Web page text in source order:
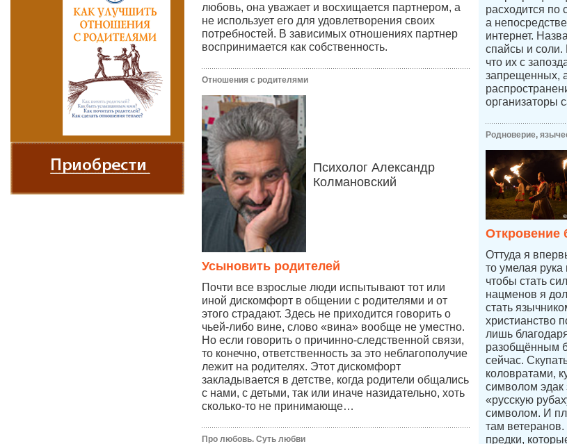
любовь, она уважает и восхищается партнером, а
не использует его для удовлетворения своих
потребностей. В зависимых отношениях партнер
воспринимается как собственность.
Отношения с родителями
Психолог Александр
Колмановский
Усыновить родителей
Почти все взрослые люди испытывают тот или
иной дискомфорт в общении с родителями и от
этого страдают. Здесь не приходится говорить о
чьей-либо вине, слово «вина» вообще не уместно.
Но если говорить о причинно-следственной связи,
то конечно, ответственность за это неблагополучие
лежит на родителях. Этот дискомфорт
закладывается в детстве, когда родители общались
с нами, с детьми, так или иначе назидательно, хоть
сколько-то не принимающе…
Про любовь. Суть любви
расходится по
а
интернет.
спайсы и соли.
что их с
запрещенных,
организаторы
Родноверие,
Откровение
Оттуда я
то умелая рука
чтобы стать
нацменов я
стать
христианство
лишь
разобщённым
сейчас.
коловратами,
символом эдак
«русскую
символом. И
там
предки,